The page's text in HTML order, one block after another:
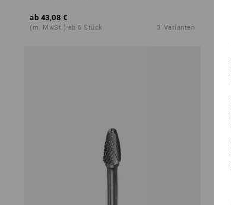
ab 43,08 €
(m. MwSt.) ab 6 Stück 3 Varianten